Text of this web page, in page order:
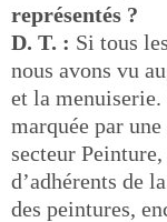
représentés ?
D. T. : Si tous
nous avons vu
et la
marquée par
secteur
d’adhérents de
des peintures,